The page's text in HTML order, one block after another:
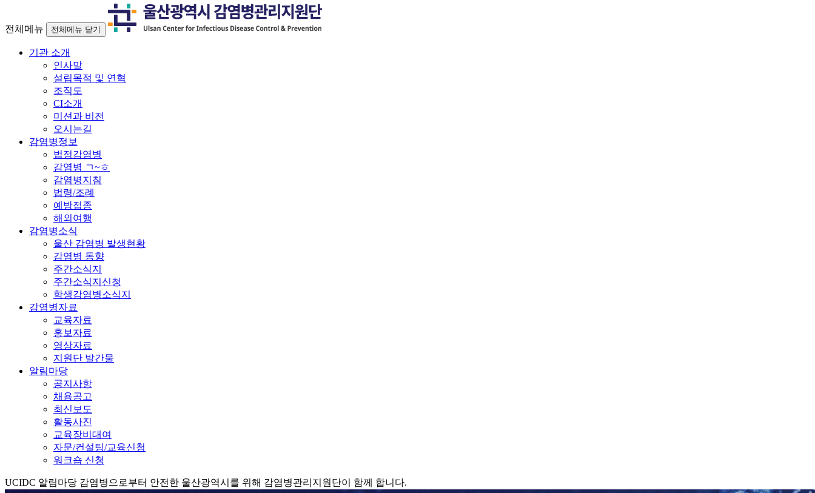
전체메뉴 전체메뉴 닫기
기관 소개
인사말
설립목적 및 연혁
조직도
CI소개
미션과 비전
오시는길
감염병정보
법정감염병
감염병 ㄱ~ㅎ
감염병지침
법령/조례
예방접종
해외여행
감염병소식
울산 감염병 발생현황
감염병 동향
주간소식지
주간소식지신청
학생감염병소식지
감염병자료
교육자료
홍보자료
영상자료
지원단 발간물
알림마당
공지사항
채용공고
최신보도
활동사진
교육장비대여
자문/컨설팅/교육신청
워크숍 신청
UCIDC 알림마당 감염병으로부터 안전한 울산광역시를 위해 감염병관리지원단이 함께 합니다.